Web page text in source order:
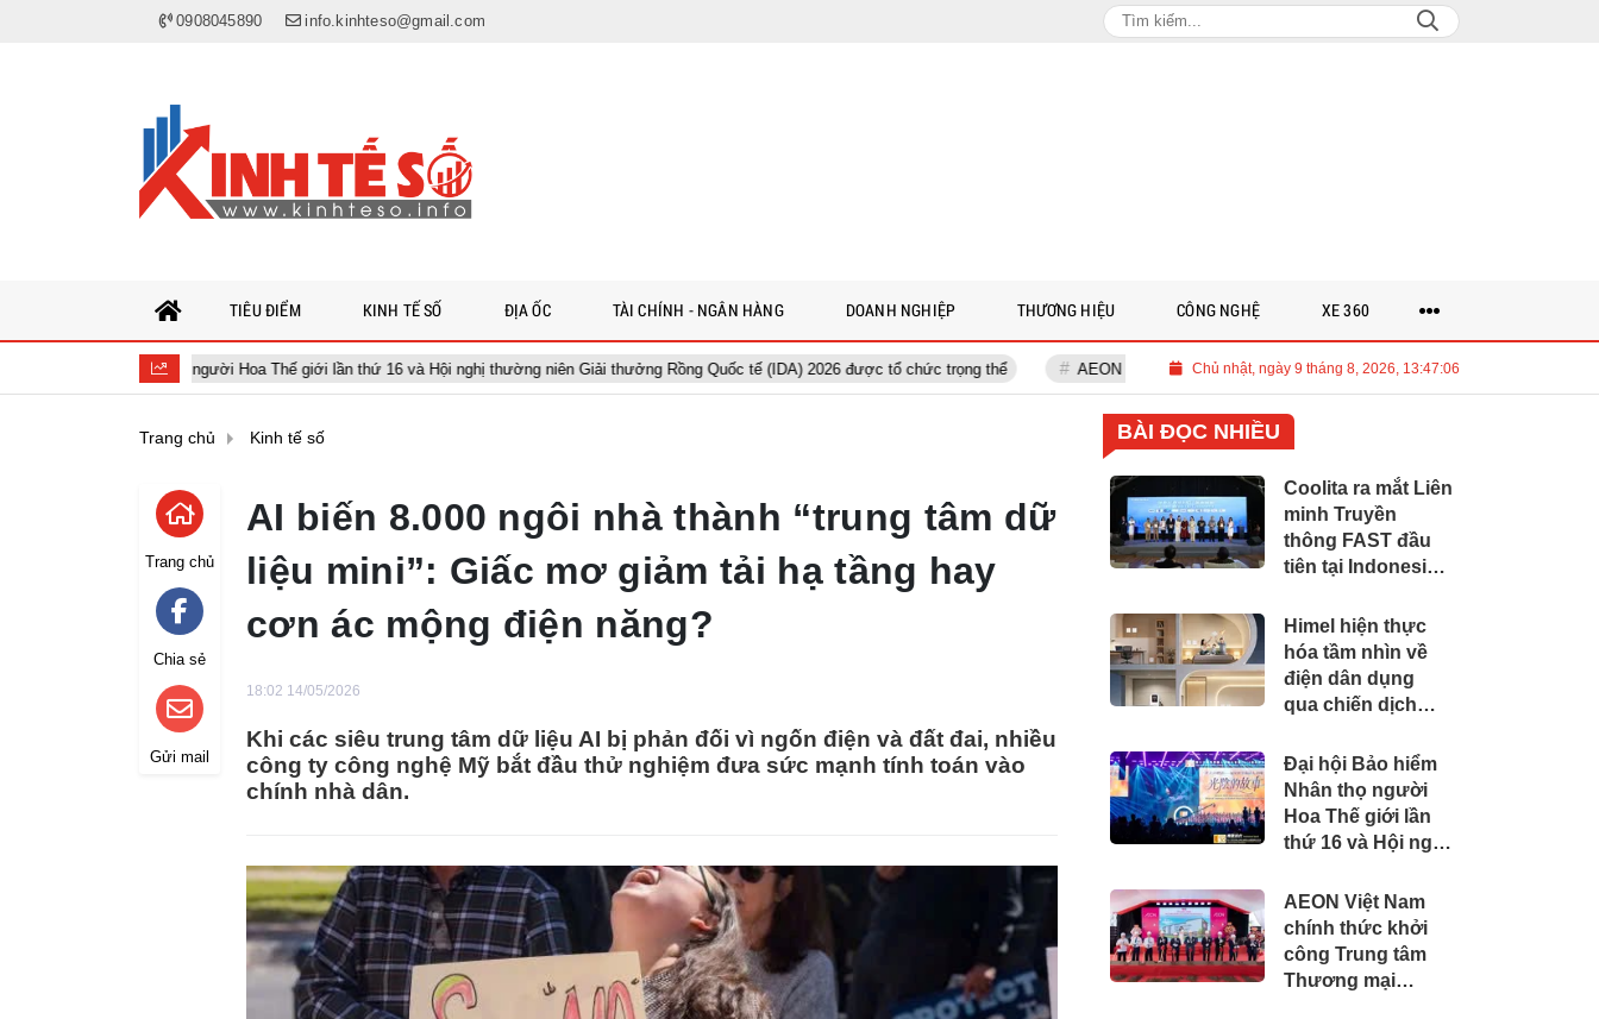
0908045890 info.kinhteso@gmail.com
Nhân thọ người Hoa Thế giới lần thứ 16 và Hội nghị thường niên Giải thưởng Rồng Quốc tế (IDA) 2026 được tổ chức trọng thể AEON Việt Nam chính thức khởi công Trung tâm Thương mại AEON Phủ Lý
Chủ nhật, ngày 9 tháng 8, 2026, 13:47:07
TIÊU ĐIỂM KINH TẾ SỐ ĐỊA ỐC TÀI CHÍNH - NGÂN HÀNG DOANH NGHIỆP THƯƠNG HIỆU CÔNG NGHỆ XE 360
Trang chủ Kinh tế số
Trang chủ
Chia sẻ
Gửi mail
AI biến 8.000 ngôi nhà thành “trung tâm dữ
liệu mini”: Giấc mơ giảm tải hạ tầng hay
cơn ác mộng điện năng?
18:02 14/05/2026
Khi các siêu trung tâm dữ liệu AI bị phản đối vì ngốn điện và đất đai, nhiều
công ty công nghệ Mỹ bắt đầu thử nghiệm đưa sức mạnh tính toán vào
chính nhà dân.
BÀI ĐỌC NHIỀU
Coolita ra mắt Liên
minh Truyền
thông FAST đầu
tiên tại Indonesia
truyền hình hàng
đầu
Himel hiện thực
hóa tầm nhìn về
điện dân dụng
qua chiến dịch
cầu
Đại hội Bảo hiểm
Nhân thọ người
Hoa Thế giới lần
thứ 16 và Hội nghị
thưởng Rồng
Quốc tế (IDA) 2026
được tổ chức
trọng thể
AEON Việt Nam
chính thức khởi
công Trung tâm
Thương mại